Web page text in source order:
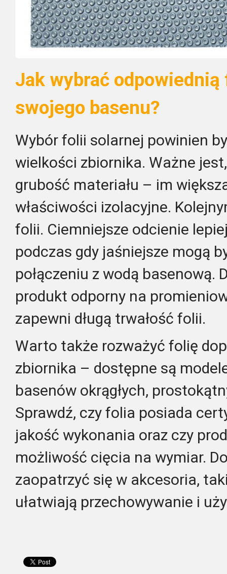
Jak wybrać
swojego basenu?
Wybór folii solarnej powinien
wielkości zbiornika. Ważne
grubość materiału – im
właściwości izolacyjne.
folii. Ciemniejsze odcienie
podczas gdy jaśniejsze mogą
połączeniu z wodą basenową.
produkt odporny na
zapewni długą trwałość folii.
Warto także rozważyć folię
zbiornika – dostępne są
basenów okrągłych,
Sprawdź, czy folia posiada
jakość wykonania oraz czy
możliwość cięcia na wymiar.
zaopatrzyć się w akcesoria,
ułatwiają przechowywanie i